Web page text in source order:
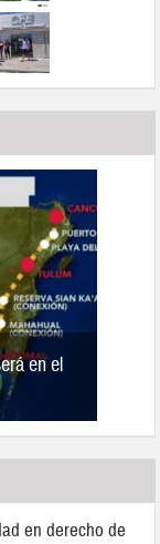
en el
en derecho de